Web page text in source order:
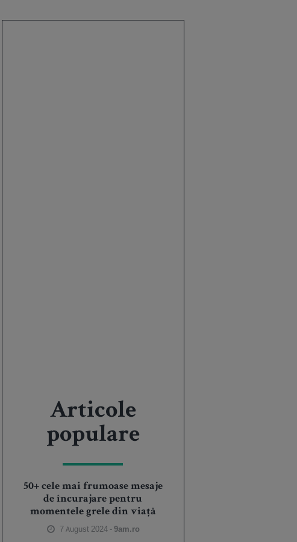
Articole
populare
50+ cele mai frumoase mesaje
de încurajare pentru
momentele grele din viață
7 August 2024 -9am.ro